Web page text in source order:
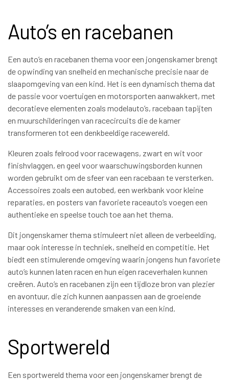
Auto’s en racebanen
Een auto’s en racebanen thema voor een jongenskamer brengt
de opwinding van snelheid en mechanische precisie naar de
slaapomgeving van een kind. Het is een dynamisch thema dat
de passie voor voertuigen en motorsporten aanwakkert, met
decoratieve elementen zoals modelauto’s, racebaan tapijten
en muurschilderingen van racecircuits die de kamer
transformeren tot een denkbeeldige racewereld.
Kleuren zoals felrood voor racewagens, zwart en wit voor
finishvlaggen, en geel voor waarschuwingsborden kunnen
worden gebruikt om de sfeer van een racebaan te versterken.
Accessoires zoals een autobed, een werkbank voor kleine
reparaties, en posters van favoriete raceauto’s voegen een
authentieke en speelse touch toe aan het thema.
Dit jongenskamer thema stimuleert niet alleen de verbeelding,
maar ook interesse in techniek, snelheid en competitie. Het
biedt een stimulerende omgeving waarin jongens hun favoriete
auto’s kunnen laten racen en hun eigen raceverhalen kunnen
creëren. Auto’s en racebanen zijn een tijdloze bron van plezier
en avontuur, die zich kunnen aanpassen aan de groeiende
interesses en veranderende smaken van een kind.
Sportwereld
Een sportwereld thema voor een jongenskamer brengt de